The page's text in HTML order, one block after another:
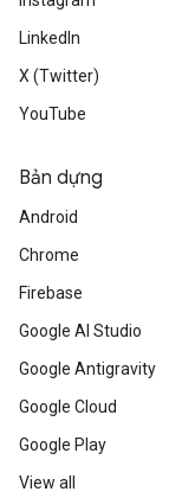
LinkedIn
X (Twitter)
YouTube
Bản dựng
Android
Chrome
Firebase
Google AI Studio
Google Antigravity
Google Cloud
Google Play
View all